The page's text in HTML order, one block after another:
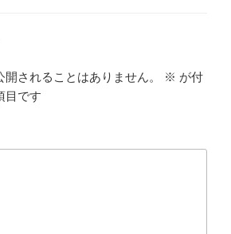
開されることはありません。 ※ が付
目です